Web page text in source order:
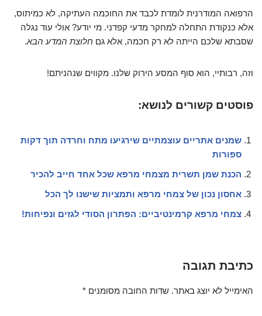
הרפואה המודרנית לומדת לכבד את החוכמה העתיקה, לא כמיתוס,
אלא כנקודת התחלה למחקר מדעי קפדני. מי יודע? אולי עוד נגלה
שסבתא שלכם הייתה לא רק חכמה, אלא גם חלוצת המדע הבא.
וזה, רבותיי, הוא סוף המסע הירוק שלנו. מקווים שנהניתם!
פוסטים קשורים לנושא:
שמנים אתריים עוצמתיים שירגיעו מתח וחרדה תוך דקות
ספורות
הכנת שמן תשרית מצמחי מרפא שכל אחד חייב להכיר
אחסון נכון של צמחי מרפא ותמציות שישנו לך הכל
צמחי מרפא קרמינטיביים: הפתרון הסודי לגזים ונפיחות!
כתיבת תגובה
האימייל לא יוצג באתר. שדות החובה מסומנים *